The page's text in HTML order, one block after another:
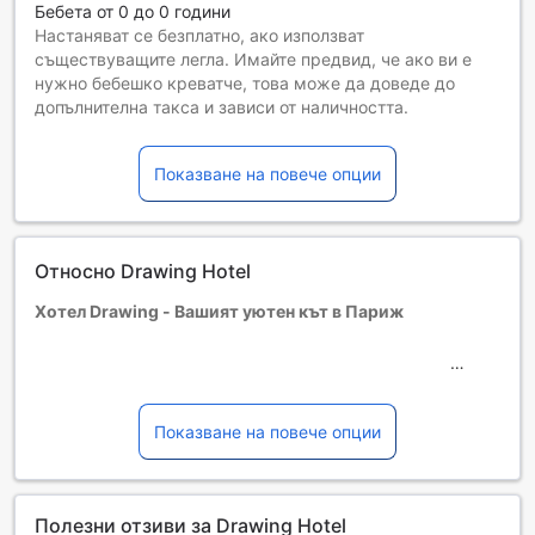
Бебета от 0 до 0 години
Настаняват се безплатно, ако използват
съществуващите легла. Имайте предвид, че ако ви е
нужно бебешко креватче, това може да доведе до
допълнителна такса и зависи от наличността.
Необходимо е да използват съществуващите легла
Гостите, навършили {0} години, се считат за възрастни
Възможността за допълнителни легла зависи от
избрания тип стая. За повече информация вижте
При резервиране на повече от 5 стаи е възможно да се
Показване на повече опции
Относно Drawing Hotel
Хотел Drawing - Вашият уютен кът в Париж
предлага уникално преживяване, което съчетава
елегантност и комфорт. С 48 стилно обзаведени стаи,
този четиризвезден хотел е идеалното място за вашата
следваща ваканция в града на светлината. С удобен
достъп до основните забележителности, Drawing Hotel е
перфектната база, от която да изследвате всичко, което
Показване на повече опции
Полезни отзиви за Drawing Hotel